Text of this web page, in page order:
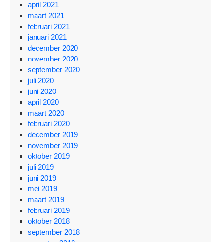
april 2021
maart 2021
februari 2021
januari 2021
december 2020
november 2020
september 2020
juli 2020
juni 2020
april 2020
maart 2020
februari 2020
december 2019
november 2019
oktober 2019
juli 2019
juni 2019
mei 2019
maart 2019
februari 2019
oktober 2018
september 2018